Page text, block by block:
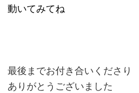
動いてみてね
最後までお付き合いくださり
ありがとうございました